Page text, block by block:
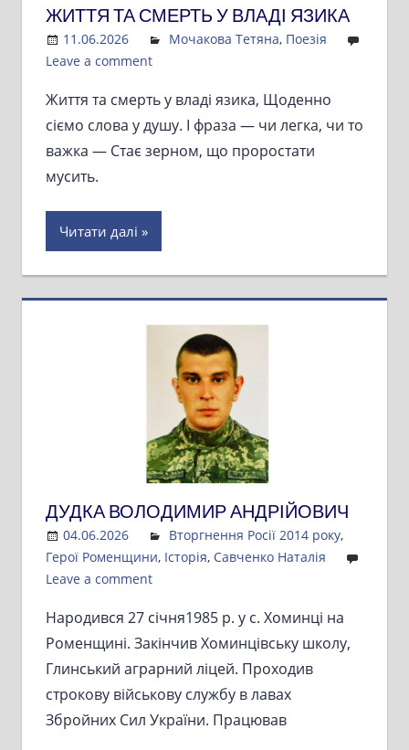
ЖИТТЯ ТА СМЕРТЬ У ВЛАДІ ЯЗИКА
11.06.2026 Admin
Мочакова Тетяна, Поезія
Leave a comment
Життя та смерть у владі язика, Щоденно
сіємо слова у душу. І фраза — чи легка, чи то
важка — Стає зерном, що проростати
мусить.
Читати далі
ДУДКА ВОЛОДИМИР АНДРІЙОВИЧ
04.06.2026 Admin
Вторгнення Росії 2014 року,
Герої Роменщини, Історія, Савченко Наталія
Leave a comment
Народився 27 січня1985 р. у с. Хоминці на
Роменщині. Закінчив Хоминцівську школу,
Глинський аграрний ліцей. Проходив
строкову військову службу в лавах
Збройних Сил України. Працював